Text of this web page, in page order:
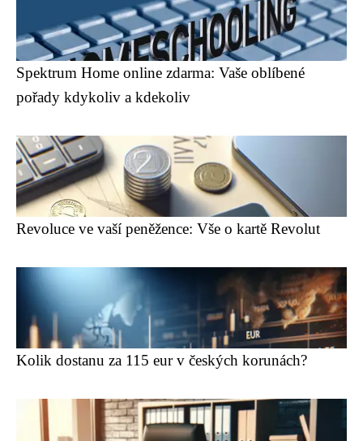
Spektrum Home online zdarma: Vaše oblíbené
pořady kdykoliv a kdekoliv
Revoluce ve vaší peněžence: Vše o kartě Revolut
Kolik dostanu za 115 eur v českých korunách?